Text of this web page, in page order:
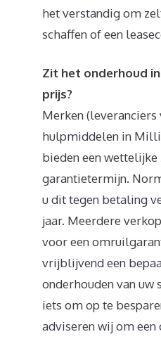
het verstandig om
schaffen of een
Zit het onderhoud
prijs?
Merken (leveranciers
hulpmiddelen in
bieden een wettelijke
garantietermijn.
u dit tegen betaling
jaar. Meerdere
voor een
vrijblijvend een
onderhouden van
iets om op te
adviseren wij om